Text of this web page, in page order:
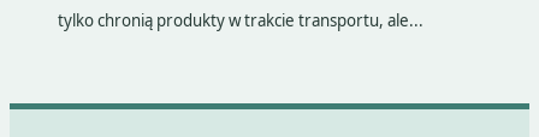
tylko chronią produkty w trakcie transportu, ale...